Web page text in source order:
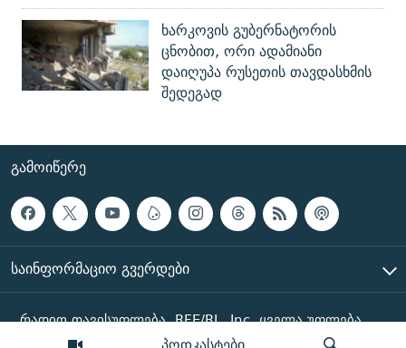
ხარკოვის გუბერნატორის
ცნობით, ორი ადამიანი
დაიღუპა რუსეთის თავდასხმის
შედეგად
ᲒᲐᲛᲝᲘᲬᲔᲠᲔ
ᲡᲐᲘᲜᲤᲝᲠᲛᲐᲪᲘᲝ ᲒᲕᲔᲠᲓᲔᲑᲘ
რადიო თავისუფლება, RFE/RL, Inc. ყველა უფლება
დაცულია